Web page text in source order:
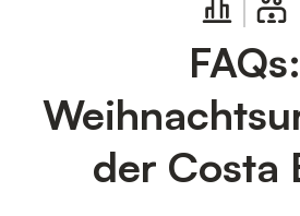
FAQs:
der Costa